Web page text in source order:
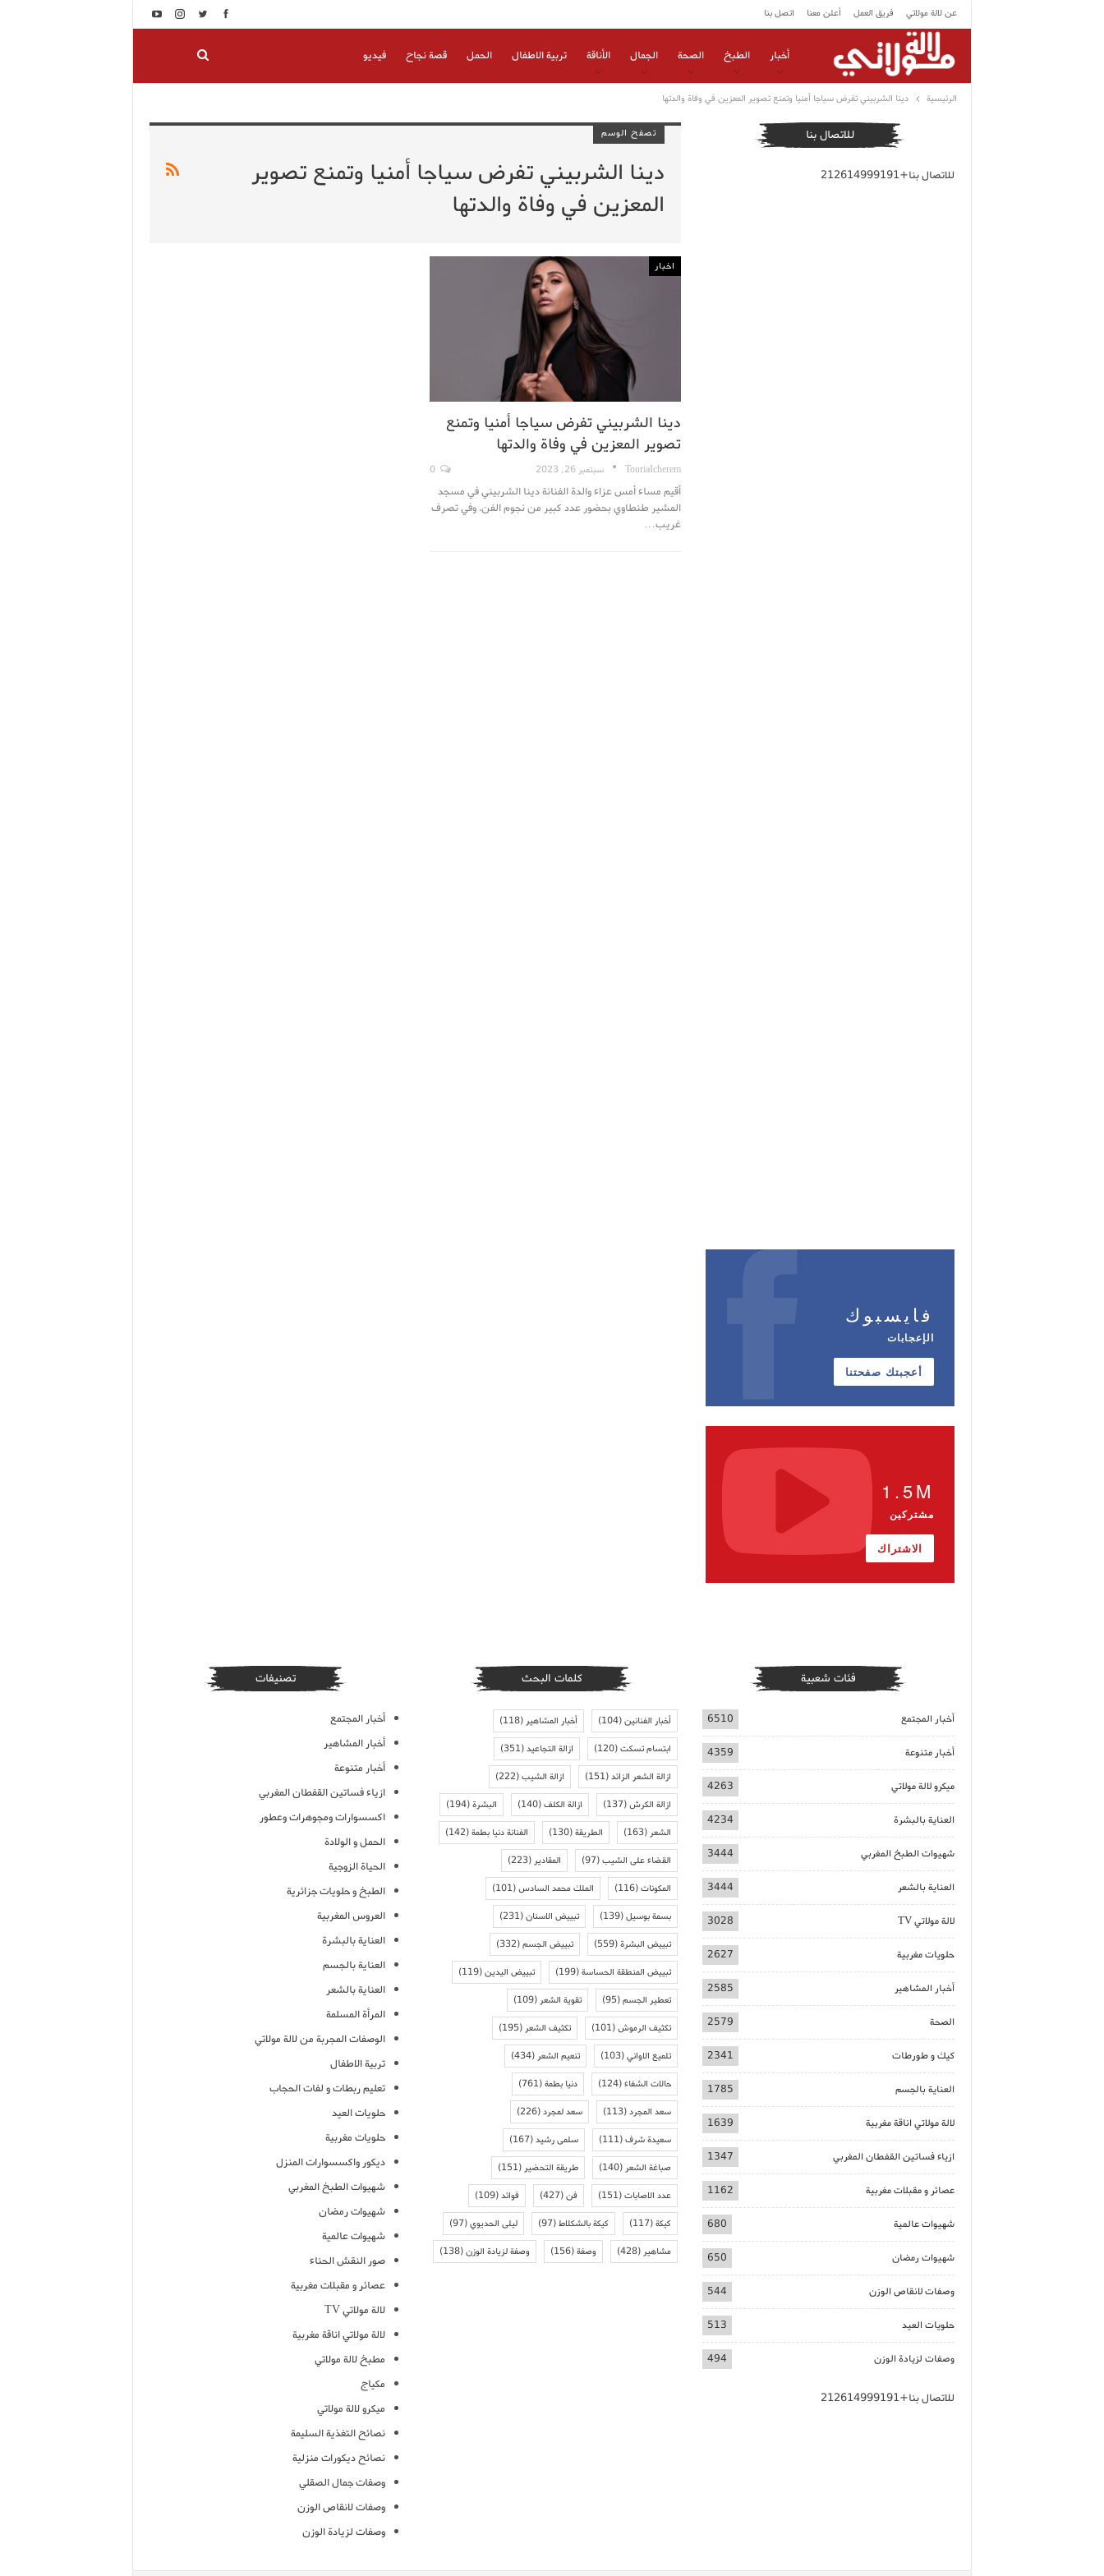
عن لالة مولاتي فريق العمل أعلن معنا اتصل بنا
أخبار الطبخ الصحة الجمال الأناقة تربية الاطفال الحمل قصة نجاح فيديو
الرئيسية دينا الشربيني تفرض سياجا أمنيا وتمنع تصوير المعزين في وفاة والدتها
تصفح الوسم
دينا الشربيني تفرض سياجا أمنيا وتمنع تصوير
المعزين في وفاة والدتها
اخبار
دينا الشربيني تفرض سياجا أمنيا وتمنع
تصوير المعزين في وفاة والدتها
TouriaIcherem سبتمبر 26, 2023
أقيم مساء أمس عزاء والدة الفنانة دينا الشربيني في مسجد
المشير طنطاوي بحضور عدد كبير من نجوم الفن. وفي تصرف
غريب…
للاتصال بنا
للاتصال بنا+212614999191
فايسبوك
الإعجابات
أعجبتك صفحتنا
1.5M
مشتركين
الاشتراك
فئات شعبية
أخبار المجتمع 6510
أخبار متنوعة 4359
ميكرو لالة مولاتي 4263
العناية بالبشرة 4234
شهيوات الطبخ المغربي 3444
العناية بالشعر 3444
لالة مولاتي TV 3028
حلويات مغربية 2627
أخبار المشاهير 2585
الصحة 2579
كيك و طورطات 2341
العناية بالجسم 1785
لالة مولاتي اناقة مغربية 1639
ازياء فساتين القفطان المغربي 1347
عصائر و مقبلات مغربية 1162
شهيوات عالمية 680
شهيوات رمضان 650
وصفات لانقاص الوزن 544
حلويات العيد 513
وصفات لزيادة الوزن 494
للاتصال بنا+212614999191
كلمات البحث
أخبار الفنانين(104) أخبار المشاهير(118)
ابتسام تسكت(120) ازالة التجاعيد(351)
ازالة الشعر الزائد(151) ازالة الشيب(222)
ازالة الكرش(137) ازالة الكلف(140) البشرة(194)
الشعر(163) الطريقة(130) الفنانة دنيا بطمة(142)
القضاء على الشيب(97) المقادير(223)
المكونات(116) الملك محمد السادس(101)
بسمة بوسيل(139) تبييض الاسنان(231)
تبييض البشرة(559) تبييض الجسم(332)
تبييض المنطقة الحساسة(199) تبييض اليدين(119)
تعطير الجسم(95) تقوية الشعر(109)
تكثيف الرموش(101) تكثيف الشعر(195)
تلميع الاواني(103) تنعيم الشعر(434)
حالات الشفاء(124) دنيا بطمة(761)
سعد المجرد(113) سعد لمجرد(226)
سعيدة شرف(111) سلمى رشيد(167)
صباغة الشعر(140) طريقة التحضير(151)
عدد الاصابات(151) فن(427) فوائد(109)
كيكة(117) كيكة بالشكلاط(97) ليلى الحديوي(97)
مشاهير(428) وصفة(156) وصفة لزيادة الوزن(138)
تصنيفات
أخبار المجتمع
أخبار المشاهير
أخبار متنوعة
ازياء فساتين القفطان المغربي
اكسسوارات ومجوهرات وعطور
الحمل و الولادة
الحياة الزوجية
الطبخ و حلويات جزائرية
العروس المغربية
العناية بالبشرة
العناية بالجسم
العناية بالشعر
المرأة المسلمة
الوصفات المجربة من لالة مولاتي
تربية الاطفال
تعليم ربطات و لفات الحجاب
حلويات العيد
حلويات مغربية
ديكور واكسسوارات المنزل
شهيوات الطبخ المغربي
شهيوات رمضان
شهيوات عالمية
صور النقش الحناء
عصائر و مقبلات مغربية
لالة مولاتي TV
لالة مولاتي اناقة مغربية
مطبخ لالة مولاتي
مكياج
ميكرو لالة مولاتي
نصائح التغذية السليمة
نصائح ديكورات منزلية
وصفات جمال الصقلي
وصفات لانقاص الوزن
وصفات لزيادة الوزن